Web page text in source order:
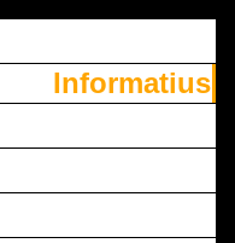
Informatius